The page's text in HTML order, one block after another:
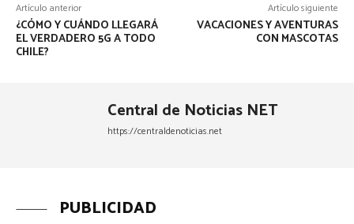
Artículo anterior
¿CÓMO Y CUÁNDO LLEGARÁ
EL VERDADERO 5G A TODO
CHILE?
Artículo siguiente
VACACIONES Y AVENTURAS
CON MASCOTAS
Central de Noticias NET
https://centraldenoticias.net
PUBLICIDAD